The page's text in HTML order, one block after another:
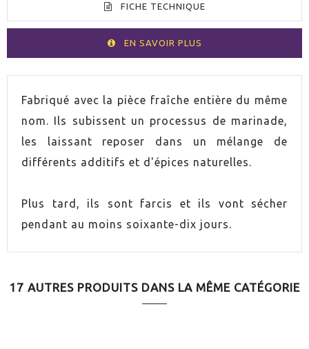
FICHE TECHNIQUE
EN SAVOIR PLUS
PAYS Espagne
ENVASE 250g
ENVASE 100g
Fabriqué avec la pièce fraîche entière du même
nom. Ils subissent un processus de marinade,
les laissant reposer dans un mélange de
différents additifs et d'épices naturelles.
Plus tard, ils sont farcis et ils vont sécher
pendant au moins soixante-dix jours.
17 AUTRES PRODUITS DANS LA MÊME CATÉGORIE